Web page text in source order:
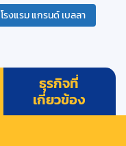
โรงแรม แกรนด์ เบลลา
ธุรกิจที่
เกี่ยวข้อง